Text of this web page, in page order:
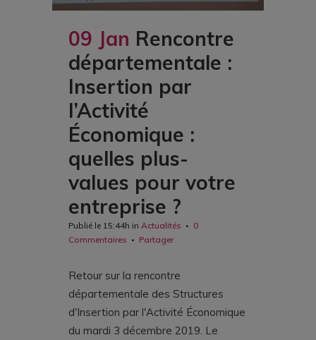
09 Jan Rencontre
départementale :
Insertion par
l’Activité
Économique :
quelles plus-
values pour votre
entreprise ?
Publié le 15:44h in Actualités
0
Commentaires
Partager
Retour sur la rencontre
départementale des Structures
d'Insertion par l'Activité Économique
du mardi 3 décembre 2019. Le